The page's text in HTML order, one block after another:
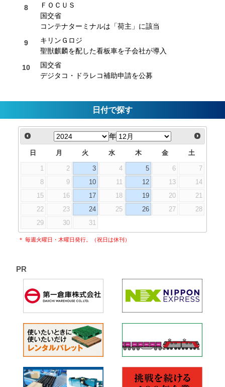
ＦＯＣＵＳ
国交省
コンテナターミナルは「荷主」に該当
キリンＧロジ
聖獣麒麟を配した看板車を子会社が導入
国交省
デジタコ・ドラレコ補助申請を公募
日付で探す
年
日 月 火 水 木 金 土
1 2 3 4 5 6
7
8
9 10 11 12 13
14
15
16 17 18 19 20
21
22
23 24 25 26 27
28
29
30 31
＊ 毎週火曜日・木曜日発行。（祝日は休刊）